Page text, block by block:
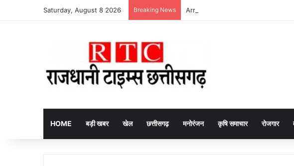
Saturday, August 8 2026 Breaking News Arrested fake online payment पेट्रोल
HOME बड़ी खबर खेल छत्तीसगढ़ मनोरंजन कृषि समाचार रोजगार